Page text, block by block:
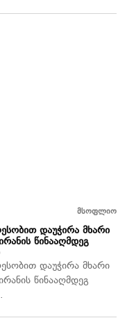
მსოფლიო
დაუჭირა მხარი
წინააღმდეგ
დაუჭირა მხარი
წინააღმდეგ